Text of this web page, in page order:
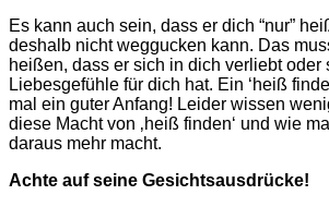
Es kann auch sein, dass er dich “nur”
deshalb nicht weggucken kann. Das
heißen, dass er sich in dich verliebt oder
Liebesgefühle für dich hat. Ein ‘heiß
mal ein guter Anfang! Leider wissen
diese Macht von ‚heiß finden‘ und wie
daraus mehr macht.
Achte auf seine Gesichtsausdrücke!